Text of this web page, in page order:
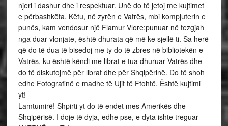
njeri i dashur dhe i respektuar. Unë do të jetoj me kujtimet
e përbashkëta. Këtu, në zyrën e Vatrës, mbi kompjuterin e
punës, kam vendosur një Flamur Vlore;punuar në tezgjah
nga duar vlonjate, është dhurata që më ke sjellë ti. Sa herë
që do të dua të bisedoj me ty do të zbres në bibliotekën e
Vatrës, ku është këndi me librat e tua dhuruar Vatrës dhe
do të diskutojmë për librat dhe për Shqipërinë. Do të shoh
edhe Fotografinë e madhe të Ujit të Ftohtë. Është kujtimi
yt!
Lamtumirë! Shpirti yt do të endet mes Amerikës dhe
Shqipërisë. I doje të dyja, edhe pse, e dyta ishte treguar